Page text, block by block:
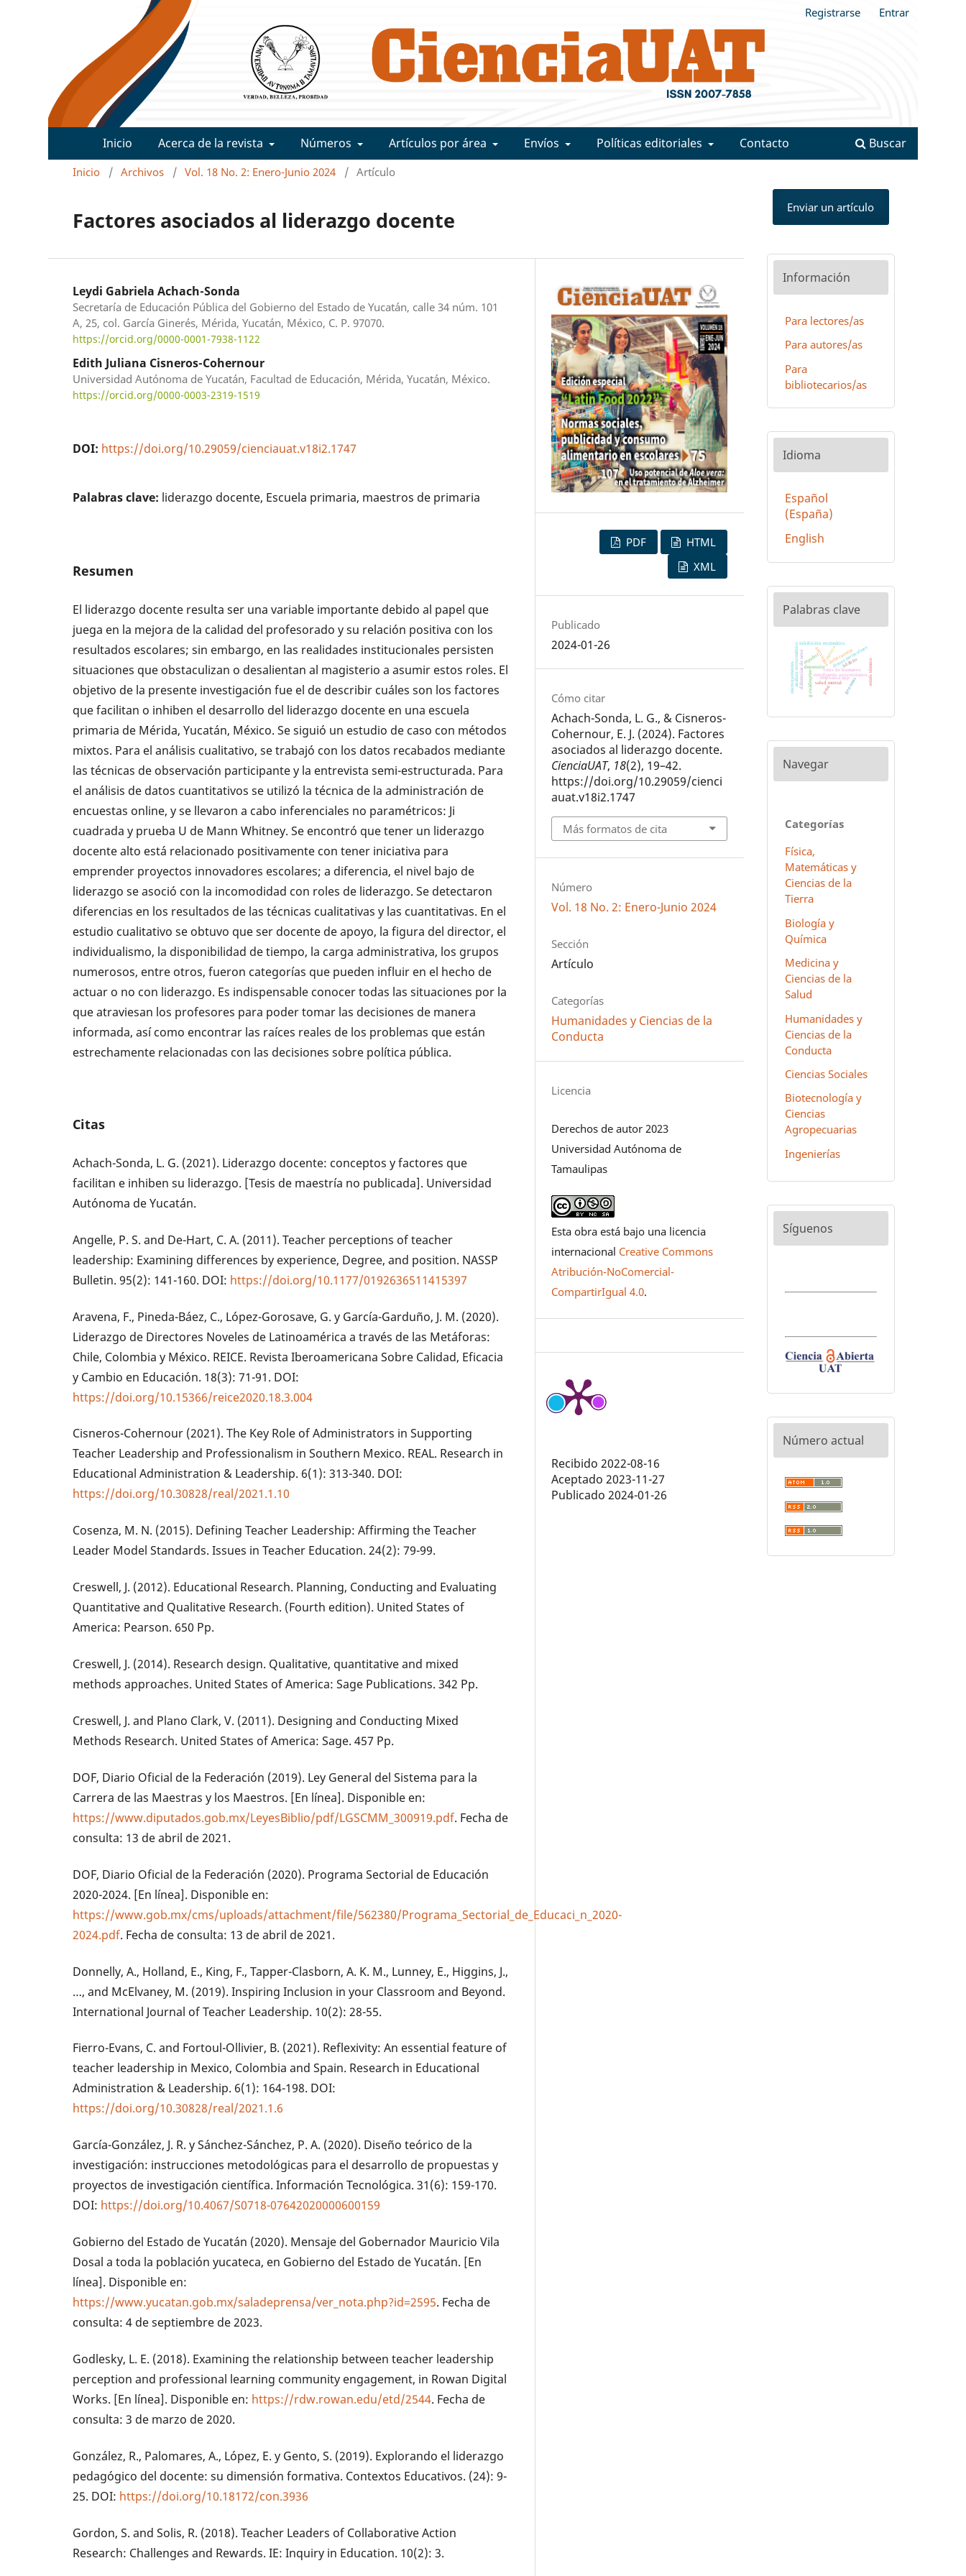
Inicio Acerca de la revista Números Artículos por área Envíos Políticas editoriales Contacto Buscar
Registrarse Entrar
Inicio / Archivos / Vol. 18 No. 2: Enero-Junio 2024 / Artículo
Factores asociados al liderazgo docente
Leydi Gabriela Achach-Sonda
Secretaría de Educación Pública del Gobierno del Estado de Yucatán, calle 34 núm. 101
A, 25, col. García Ginerés, Mérida, Yucatán, México, C. P. 97070.
https://orcid.org/0000-0001-7938-1122
Edith Juliana Cisneros-Cohernour
Universidad Autónoma de Yucatán, Facultad de Educación, Mérida, Yucatán, México.
https://orcid.org/0000-0003-2319-1519
DOI: https://doi.org/10.29059/cienciauat.v18i2.1747
Palabras clave: liderazgo docente, Escuela primaria, maestros de primaria
Resumen
El liderazgo docente resulta ser una variable importante debido al papel que
juega en la mejora de la calidad del profesorado y su relación positiva con los
resultados escolares; sin embargo, en las realidades institucionales persisten
situaciones que obstaculizan o desalientan al magisterio a asumir estos roles. El
objetivo de la presente investigación fue el de describir cuáles son los factores
que facilitan o inhiben el desarrollo del liderazgo docente en una escuela
primaria de Mérida, Yucatán, México. Se siguió un estudio de caso con métodos
mixtos. Para el análisis cualitativo, se trabajó con los datos recabados mediante
las técnicas de observación participante y la entrevista semi-estructurada. Para
el análisis de datos cuantitativos se utilizó la técnica de la administración de
encuestas online, y se llevaron a cabo inferenciales no paramétricos: Ji
cuadrada y prueba U de Mann Whitney. Se encontró que tener un liderazgo
docente alto está relacionado positivamente con tener iniciativa para
emprender proyectos innovadores escolares; a diferencia, el nivel bajo de
liderazgo se asoció con la incomodidad con roles de liderazgo. Se detectaron
diferencias en los resultados de las técnicas cualitativas y las cuantitativas. En el
estudio cualitativo se obtuvo que ser docente de apoyo, la figura del director, el
individualismo, la disponibilidad de tiempo, la carga administrativa, los grupos
numerosos, entre otros, fueron categorías que pueden influir en el hecho de
actuar o no con liderazgo. Es indispensable conocer todas las situaciones por la
que atraviesan los profesores para poder tomar las decisiones de manera
informada, así como encontrar las raíces reales de los problemas que están
estrechamente relacionadas con las decisiones sobre política pública.
Citas
Achach-Sonda, L. G. (2021). Liderazgo docente: conceptos y factores que
facilitan e inhiben su liderazgo. [Tesis de maestría no publicada]. Universidad
Autónoma de Yucatán.
Angelle, P. S. and De-Hart, C. A. (2011). Teacher perceptions of teacher
leadership: Examining differences by experience, Degree, and position. NASSP
Bulletin. 95(2): 141-160. DOI: https://doi.org/10.1177/0192636511415397
Aravena, F., Pineda-Báez, C., López-Gorosave, G. y García-Garduño, J. M. (2020).
Liderazgo de Directores Noveles de Latinoamérica a través de las Metáforas:
Chile, Colombia y México. REICE. Revista Iberoamericana Sobre Calidad, Eficacia
y Cambio en Educación. 18(3): 71-91. DOI:
https://doi.org/10.15366/reice2020.18.3.004
Cisneros-Cohernour (2021). The Key Role of Administrators in Supporting
Teacher Leadership and Professionalism in Southern Mexico. REAL. Research in
Educational Administration & Leadership. 6(1): 313-340. DOI:
https://doi.org/10.30828/real/2021.1.10
Cosenza, M. N. (2015). Defining Teacher Leadership: Affirming the Teacher
Leader Model Standards. Issues in Teacher Education. 24(2): 79-99.
Creswell, J. (2012). Educational Research. Planning, Conducting and Evaluating
Quantitative and Qualitative Research. (Fourth edition). United States of
America: Pearson. 650 Pp.
Creswell, J. (2014). Research design. Qualitative, quantitative and mixed
methods approaches. United States of America: Sage Publications. 342 Pp.
Creswell, J. and Plano Clark, V. (2011). Designing and Conducting Mixed
Methods Research. United States of America: Sage. 457 Pp.
DOF, Diario Oficial de la Federación (2019). Ley General del Sistema para la
Carrera de las Maestras y los Maestros. [En línea]. Disponible en:
https://www.diputados.gob.mx/LeyesBiblio/pdf/LGSCMM_300919.pdf. Fecha de
consulta: 13 de abril de 2021.
DOF, Diario Oficial de la Federación (2020). Programa Sectorial de Educación
2020-2024. [En línea]. Disponible en:
https://www.gob.mx/cms/uploads/attachment/file/562380/Programa_Sectorial_de_Educaci_n_2020-
2024.pdf. Fecha de consulta: 13 de abril de 2021.
Donnelly, A., Holland, E., King, F., Tapper-Clasborn, A. K. M., Lunney, E., Higgins, J.,
…, and McElvaney, M. (2019). Inspiring Inclusion in your Classroom and Beyond.
International Journal of Teacher Leadership. 10(2): 28-55.
Fierro-Evans, C. and Fortoul-Ollivier, B. (2021). Reflexivity: An essential feature of
teacher leadership in Mexico, Colombia and Spain. Research in Educational
Administration & Leadership. 6(1): 164-198. DOI:
https://doi.org/10.30828/real/2021.1.6
García-González, J. R. y Sánchez-Sánchez, P. A. (2020). Diseño teórico de la
investigación: instrucciones metodológicas para el desarrollo de propuestas y
proyectos de investigación científica. Información Tecnológica. 31(6): 159-170.
DOI: https://doi.org/10.4067/S0718-07642020000600159
Gobierno del Estado de Yucatán (2020). Mensaje del Gobernador Mauricio Vila
Dosal a toda la población yucateca, en Gobierno del Estado de Yucatán. [En
línea]. Disponible en:
https://www.yucatan.gob.mx/saladeprensa/ver_nota.php?id=2595. Fecha de
consulta: 4 de septiembre de 2023.
Godlesky, L. E. (2018). Examining the relationship between teacher leadership
perception and professional learning community engagement, in Rowan Digital
Works. [En línea]. Disponible en: https://rdw.rowan.edu/etd/2544. Fecha de
consulta: 3 de marzo de 2020.
González, R., Palomares, A., López, E. y Gento, S. (2019). Explorando el liderazgo
pedagógico del docente: su dimensión formativa. Contextos Educativos. (24): 9-
25. DOI: https://doi.org/10.18172/con.3936
Gordon, S. and Solis, R. (2018). Teacher Leaders of Collaborative Action
Research: Challenges and Rewards. IE: Inquiry in Education. 10(2): 3.
PDF
HTML
XML
Publicado
2024-01-26
Cómo citar
Achach-Sonda, L. G., & Cisneros-
Cohernour, E. J. (2024). Factores
asociados al liderazgo docente.
CienciaUAT, 18(2), 19–42.
https://doi.org/10.29059/cienci
auat.v18i2.1747
Más formatos de cita
Número
Vol. 18 No. 2: Enero-Junio 2024
Sección
Artículo
Categorías
Humanidades y Ciencias de la
Conducta
Licencia
Derechos de autor 2023
Universidad Autónoma de
Tamaulipas
Esta obra está bajo una licencia
internacional Creative Commons
Atribución-NoComercial-
CompartirIgual 4.0.
Recibido 2022-08-16
Aceptado 2023-11-27
Publicado 2024-01-26
Enviar un artículo
Información
Para lectores/as
Para autores/as
Para
bibliotecarios/as
Idioma
Español
(España)
English
Palabras clave
depresión
estudiantes universitarios
diferencias de sexo salud mental
g-cuádruples
virus de humanos
genomas
antiviralesdianas moleculares
delincuencia
perú
análisis econométrico hñähñu
español
inhibición enzimática
méxico
micronutrientes estrés térmico
empoasca spp
Navegar
Categorías
Física,
Matemáticas y
Ciencias de la
Tierra
Biología y
Química
Medicina y
Ciencias de la
Salud
Humanidades y
Ciencias de la
Conducta
Ciencias Sociales
Biotecnología y
Ciencias
Agropecuarias
Ingenierías
Síguenos
Número actual